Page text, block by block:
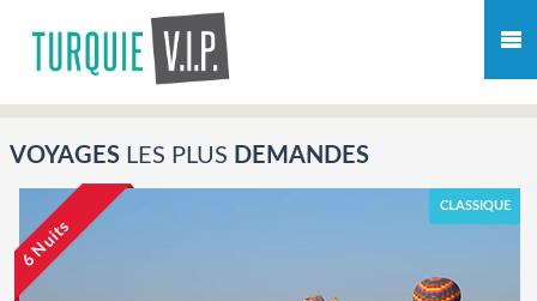
VOYAGES LES PLUS DEMANDES
6 Nuits
CLASSIQUE